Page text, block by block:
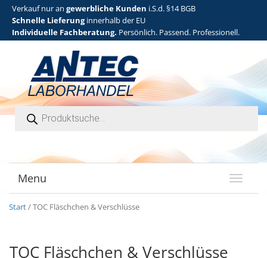
Verkauf nur an gewerbliche Kunden i.S.d. §14 BGB
Schnelle Lieferunginnerhalb der EU
Individuelle Fachberatung. Persönlich. Passend. Professionell.
Products search
T
o
Menu
Start/ TOC Fläschchen & Verschlüsse
TOC Fläschchen & Verschlüsse